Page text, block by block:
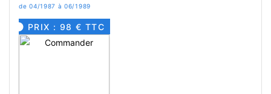
de 04/1987 à 06/1989
PRIX : 98 € TTC